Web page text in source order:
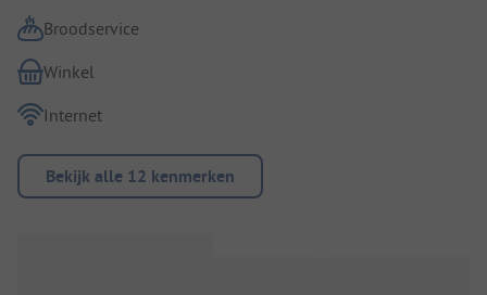
Broodservice
Winkel
Internet
Bekijk alle 12 kenmerken